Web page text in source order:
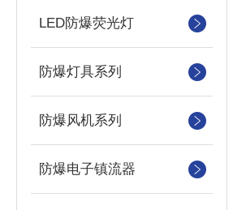
LED防爆荧光灯
防爆灯具系列
防爆风机系列
防爆电子镇流器